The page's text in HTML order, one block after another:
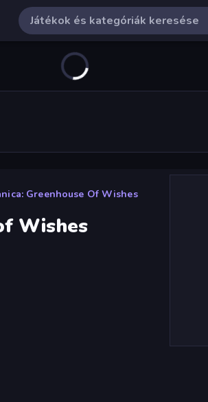
Greenhouse Of Wishes
Wishes